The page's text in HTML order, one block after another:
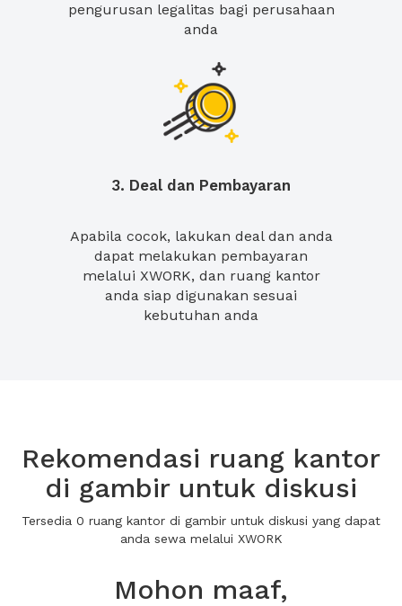
pengurusan legalitas bagi perusahaan
anda
3. Deal dan Pembayaran
Apabila cocok, lakukan deal dan anda
dapat melakukan pembayaran
melalui XWORK, dan ruang kantor
anda siap digunakan sesuai
kebutuhan anda
Rekomendasi ruang kantor
di gambir untuk diskusi
Tersedia 0 ruang kantor di gambir untuk diskusi yang dapat
anda sewa melalui XWORK
Mohon maaf,